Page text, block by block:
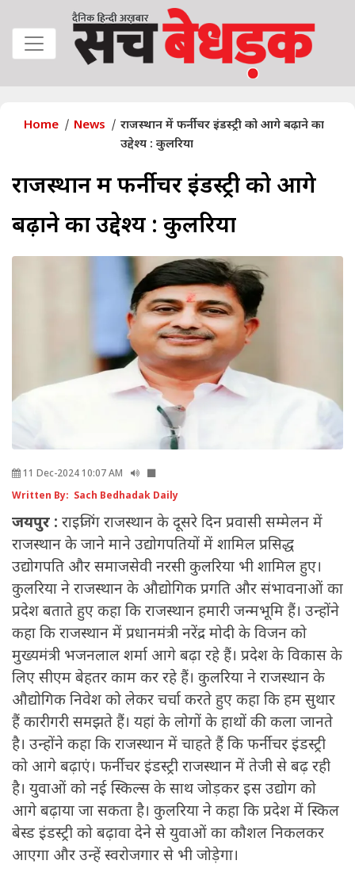
Home News
राजस्थान में फर्नीचर इंडस्ट्री को आगे बढ़ाने का
उद्देश्य : कुलरिया
राजस्थान में फर्नीचर इंडस्ट्री को आगे
बढ़ाने का उद्देश्य : कुलरिया
11 Dec-2024 10:07 AM
Written By: Sach Bedhadak Daily
जयपुर : राइजिंग राजस्थान के दूसरे दिन प्रवासी सम्मेलन में
राजस्थान के जाने माने उद्योगपतियों में शामिल प्रसिद्ध
उद्योगपति और समाजसेवी नरसी कुलरिया भी शामिल हुए।
कुलरिया ने राजस्थान के औद्योगिक प्रगति और संभावनाओं का
प्रदेश बताते हुए कहा कि राजस्थान हमारी जन्मभूमि हैं। उन्होंने
कहा कि राजस्थान में प्रधानमंत्री नरेंद्र मोदी के विजन को
मुख्यमंत्री भजनलाल शर्मा आगे बढ़ा रहे हैं। प्रदेश के विकास के
लिए सीएम बेहतर काम कर रहे हैं। कुलरिया ने राजस्थान के
औद्योगिक निवेश को लेकर चर्चा करते हुए कहा कि हम सुथार
हैं कारीगरी समझते हैं। यहां के लोगों के हाथों की कला जानते
है। उन्होंने कहा कि राजस्थान में चाहते हैं कि फर्नीचर इंडस्ट्री
को आगे बढ़ाएं। फर्नीचर इंडस्ट्री राजस्थान में तेजी से बढ़ रही
है। युवाओं को नई स्किल्स के साथ जोड़कर इस उद्योग को
आगे बढ़ाया जा सकता है। कुलरिया ने कहा कि प्रदेश में स्किल
बेस्ड इंडस्ट्री को बढ़ावा देने से युवाओं का कौशल निकलकर
आएगा और उन्हें स्वरोजगार से भी जोड़ेगा।